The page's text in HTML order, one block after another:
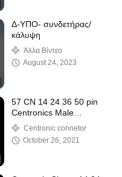
Δ-ΥΠΟ- συνδετήρας/
κάλυψη
Άλλα Βίντεο
August 24, 2023
57 CN 14 24 36 50 pin
Centronics Male
Connector 57-30140
57-30240 57-30360 57-
30500 Solder
Centronic connetor
October 26, 2021